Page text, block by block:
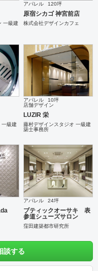
一級建
アパレル 120坪
原宿シカゴ 神宮前店
株式会社デザインカフェ
一級建
アパレル
10坪
店舗デザイン
LUZIR 栄
藤村デザインスタジオ 一級建
築士事務所
アパレル 24坪
ブティックオーサキ 表
参道シューズサロン
窪田建築都市研究所
談する